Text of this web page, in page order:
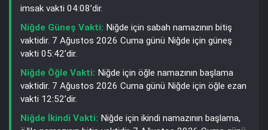
imsak vakti 04:08’dir.
Niğde Güneş Vakti: Niğde için sabah namazının bitiş
vaktidir. 7 Ağustos 2026 Cuma günü Niğde için güneş
vakti 05:42’dir.
Niğde Öğle Vakti: Niğde için öğle namazının başlama
vaktidir. 7 Ağustos 2026 Cuma günü Niğde için öğle ezan
vakti 12:52’dir.
Niğde İkindi Vakti: Niğde için ikindi namazının başlama,